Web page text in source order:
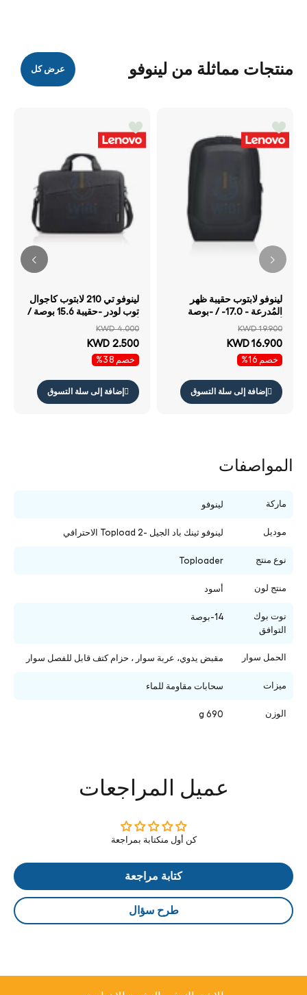
منتجات مماثلة من لينوفو عرض كل
لينوفو لابتوب حقيبة ظهر
المُدرعة - 17.0- / -بوصة
KWD 19.900
KWD 16.900
خصم 16%
إضافة إلى سلة التسوق
لينوفو تي 210 لابتوب كاجوال
توب لودر -حقيبة 15.6 بوصة /
KWD 4.000
KWD 2.500
خصم 38%
إضافة إلى سلة التسوق
المواصفات
ماركة لينوفو
موديل لينوفو ثينك باد الجيل -2 Topload الاحترافي
نوع منتج Toploader
منتج لون أسود
نوت بوك
التوافق
14-بوصة
الحمل سوار مقبض يدوي، عربة سوار ، حزام كتف قابل للفصل سوار
ميزات سحابات مقاومة للماء
الوزن 690 g
عميل المراجعات
كن أول منكتابة بمراجعة
كتابة مراجعة
طرح سؤال